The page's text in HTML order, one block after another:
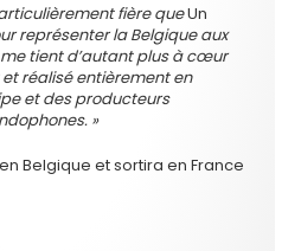
fière queUn
représenter la Belgique aux
tient d’autant plus à cœur
réalisé entièrement en
et des producteurs
»
Belgique et sortira en France